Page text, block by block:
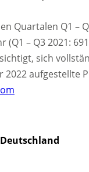
Quartalen Q1 –
– Q3 2021:
sich
2022 aufgestellte